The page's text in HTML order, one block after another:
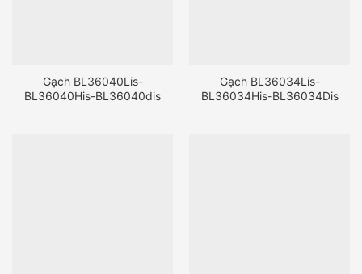
Gạch BL36040Lis-
BL36040His-BL36040dis
Gạch BL36034Lis-
BL36034His-BL36034Dis